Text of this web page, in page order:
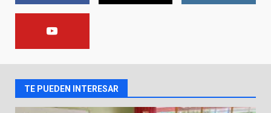
2
Inauguran la Galería Historia y
TE PUEDEN INTERESAR